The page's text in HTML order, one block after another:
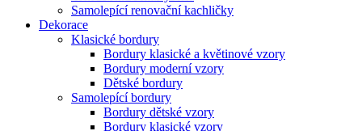
Samolepící renovační kachličky
Dekorace
Klasické bordury
Bordury klasické a květinové vzory
Bordury moderní vzory
Dětské bordury
Samolepící bordury
Bordury dětské vzory
Bordury klasické vzory